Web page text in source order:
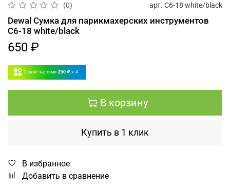
(0) арт. C6-18 white/black
Dewal Сумка для парикмахерских инструментов
C6-18 white/black
650 ₽
Плати частями 250 ₽ x 4
В корзину
Купить в 1 клик
В избранное
Добавить в сравнение